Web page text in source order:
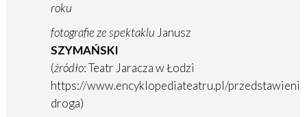
roku
fotografie ze spektaklu Janusz
SZYMAŃSKI
(źródło: Teatr Jaracza w Łodzi
https://www.encyklopediateatru.pl/
droga)